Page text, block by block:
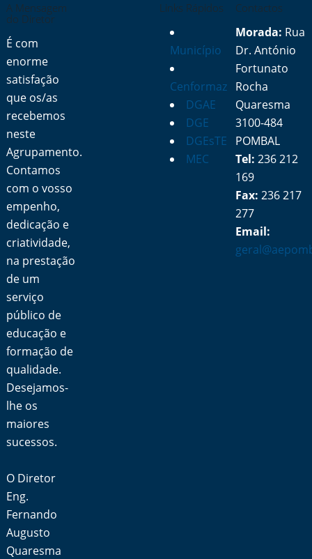
A Mensagem
do Diretor
É com
enorme
satisfação
que os/as
recebemos
neste
Agrupamento.
Contamos
com o vosso
empenho,
dedicação e
criatividade,
na prestação
de um
serviço
público de
educação e
formação de
qualidade.
Desejamos-
lhe os
maiores
sucessos.
O Diretor
Eng.
Fernando
Augusto
Quaresma
Links Rápidos
Município
Cenformaz
DGAE
DGE
DGEsTE
MEC
Contactos
Morada: Rua
Dr. António
Fortunato
Rocha
Quaresma
3100-484
POMBAL
Tel: 236 212
169
Fax: 236 217
277
Email: